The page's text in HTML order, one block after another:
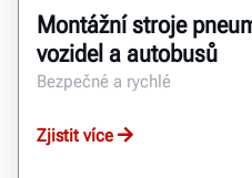
Montážní stroje
vozidel a autobusů
Bezpečné a rychlé
Zjistit více